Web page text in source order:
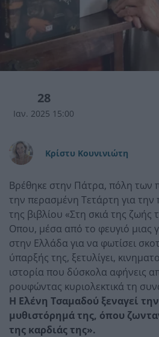
28
Ιαν. 2025 15:00
Κρίστυ Κουνινιώτη
Βρέθηκε στην Πάτρα, πόλη των
την περασμένη Τετάρτη για
της βιβλίου «Στη σκιά της ζωής
Οπου, μέσα από το φευγιό μιας
στην Ελλάδα για να φωτίσει
ύπαρξής της, ξετυλίγει,
ιστορία που δύσκολα αφήνεις
ρουφώντας κυριολεκτικά τη
Η Ελένη Τσαμαδού ξεναγεί
μυθιστόρημά της, όπου
της καρδιάς της».